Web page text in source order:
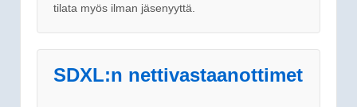
tilata myös ilman jäsenyyttä.
SDXL:n nettivastaanottimet